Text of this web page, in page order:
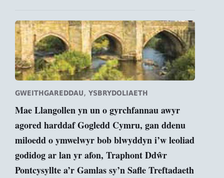
GWEITHGAREDDAU, YSBRYDOLIAETH
Mae Llangollen yn un o gyrchfannau awyr
agored harddaf Gogledd Cymru, gan ddenu
miloedd o ymwelwyr bob blwyddyn i’w leoliad
godidog ar lan yr afon, Traphont Ddŵr
Pontcysyllte a’r Gamlas sy’n Safle Treftadaeth